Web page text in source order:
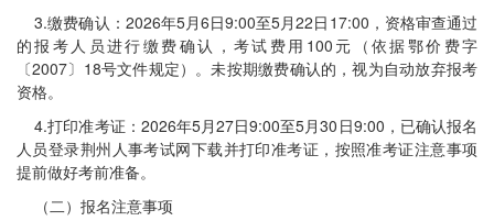
3.缴费确认：2026年5月6日9:00至5月22日17:00，资格审查通过
的报考人员进行缴费确认，考试费用100元（依据鄂价费字
〔2007〕18号文件规定）。未按期缴费确认的，视为自动放弃报考
资格。
4.打印准考证：2026年5月27日9:00至5月30日9:00，已确认报名
人员登录荆州人事考试网下载并打印准考证，按照准考证注意事项
提前做好考前准备。
（二）报名注意事项